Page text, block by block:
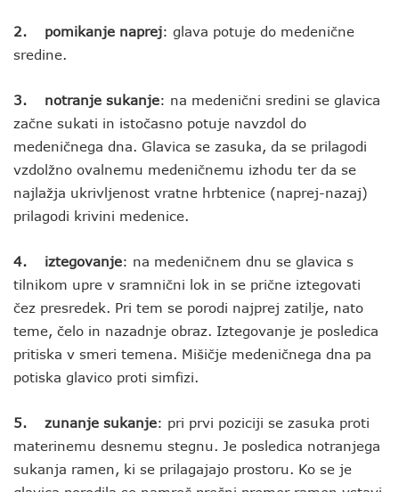
2. pomikanje naprej: glava potuje do medenične
sredine.
3. notranje sukanje: na medenični sredini se glavica
začne sukati in istočasno potuje navzdol do
medeničnega dna. Glavica se zasuka, da se prilagodi
vzdolžno ovalnemu medeničnemu izhodu ter da se
najlažja ukrivljenost vratne hrbtenice (naprej-nazaj)
prilagodi krivini medenice.
4. iztegovanje: na medeničnem dnu se glavica s
tilnikom upre v sramnični lok in se prične iztegovati
čez presredek. Pri tem se porodi najprej zatilje, nato
teme, čelo in nazadnje obraz. Iztegovanje je posledica
pritiska v smeri temena. Mišičje medeničnega dna pa
potiska glavico proti simfizi.
5. zunanje sukanje: pri prvi poziciji se zasuka proti
materinemu desnemu stegnu. Je posledica notranjega
sukanja ramen, ki se prilagajajo prostoru. Ko se je